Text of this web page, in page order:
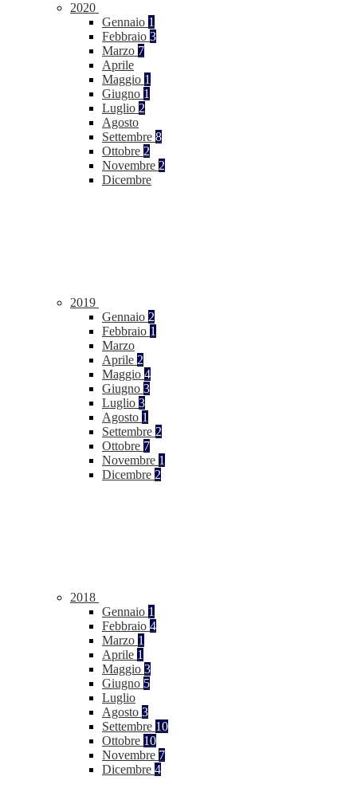
2020
Gennaio 1
Febbraio 3
Marzo 7
Aprile
Maggio 1
Giugno 1
Luglio 2
Agosto
Settembre 8
Ottobre 2
Novembre 2
Dicembre
2019
Gennaio 2
Febbraio 1
Marzo
Aprile 2
Maggio 4
Giugno 3
Luglio 3
Agosto 1
Settembre 2
Ottobre 7
Novembre 1
Dicembre 2
2018
Gennaio 1
Febbraio 4
Marzo 1
Aprile 1
Maggio 3
Giugno 5
Luglio
Agosto 3
Settembre 10
Ottobre 10
Novembre 7
Dicembre 4